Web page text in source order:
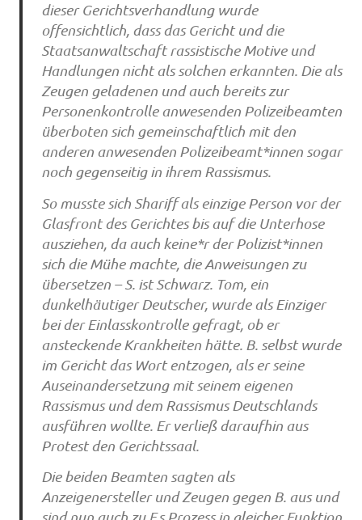
dieser Gerichtsverhandlung wurde
offensichtlich, dass das Gericht und die
Staatsanwaltschaft rassistische Motive und
Handlungen nicht als solchen erkannten. Die als
Zeugen geladenen und auch bereits zur
Personenkontrolle anwesenden Polizeibeamten
überboten sich gemeinschaftlich mit den
anderen anwesenden Polizeibeamt*innen sogar
noch gegenseitig in ihrem Rassismus.
So musste sich Shariff als einzige Person vor der
Glasfront des Gerichtes bis auf die Unterhose
ausziehen, da auch keine*r der Polizist*innen
sich die Mühe machte, die Anweisungen zu
übersetzen – S. ist Schwarz. Tom, ein
dunkelhäutiger Deutscher, wurde als Einziger
bei der Einlasskontrolle gefragt, ob er
ansteckende Krankheiten hätte. B. selbst wurde
im Gericht das Wort entzogen, als er seine
Auseinandersetzung mit seinem eigenen
Rassismus und dem Rassismus Deutschlands
ausführen wollte. Er verließ daraufhin aus
Protest den Gerichtssaal.
Die beiden Beamten sagten als
Anzeigenersteller und Zeugen gegen B. aus und